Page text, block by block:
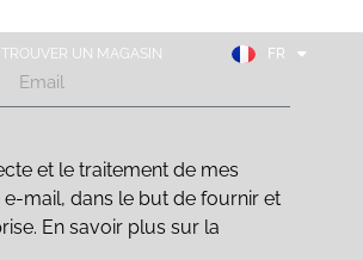
TROUVER UN MAGASIN FR
ES
DE
et le traitement de mes
mail, dans le but de fournir et
En savoir plus sur la